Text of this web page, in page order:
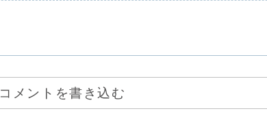
コメントを書き込む